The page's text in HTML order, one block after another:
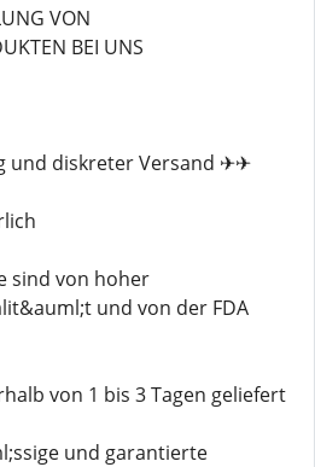
VON
BEI UNS
und diskreter Versand ✈✈
sind von hoher
und von der FDA
von 1 bis 3 Tagen geliefert
und garantierte